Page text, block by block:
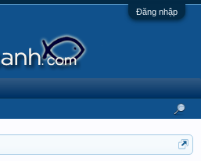
Đăng nhập